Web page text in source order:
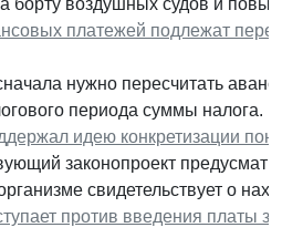
платежей подлежат
нужно пересчитать
периода суммы налога.
идею конкретизации
законопроект
свидетельствует о
против введения платы